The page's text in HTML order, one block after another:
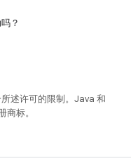
？
述许可的限制。Java 和
标。